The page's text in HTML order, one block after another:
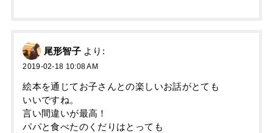
尾形智子 より:
2019-02-18 10:08 AM
絵本を通じてお子さんとの楽しいお話がとても
いいですね。
言い間違いが最高！
パパと食べたのくだりはとっても